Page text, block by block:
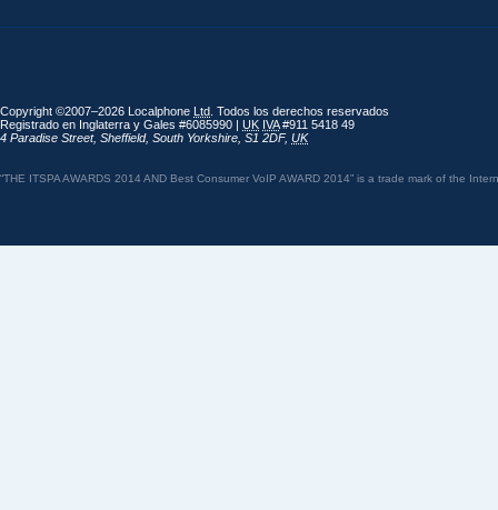
Copyright ©2007–2026 Localphone Ltd . Todos los derechos reservados
Registrado en Inglaterra y Gales #6085990 | UK IVA#911 5418 49
4 Paradise Street, Sheffield, South Yorkshire S1 2DF, UK
“THE ITSPA AWARDS 2014 AND Best Consumer VoIP AWARD 2014” is a trade mark of the